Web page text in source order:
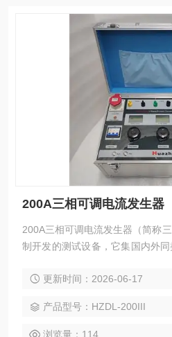
200A三相可调电流发生器
200A三相可调电流发生器（简称
制开发的测试设备，它集国内外同
功耗、大容量的自藕调压器和高
电动机保护器，接触器，断器器
器，保护屏校验。
更新时间：2026-06-17
产品型号：HZDL-200III
浏览量：114